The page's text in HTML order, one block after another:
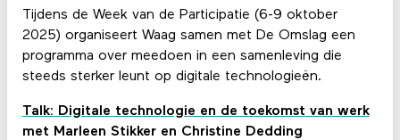
Tijdens de Week van de Participatie (6-9 oktober
2025) organiseert Waag samen met De Omslag een
programma over meedoen in een samenleving die
steeds sterker leunt op digitale technologieën.
Talk: Digitale technologie en de toekomst van werk
met Marleen Stikker en Christine Dedding